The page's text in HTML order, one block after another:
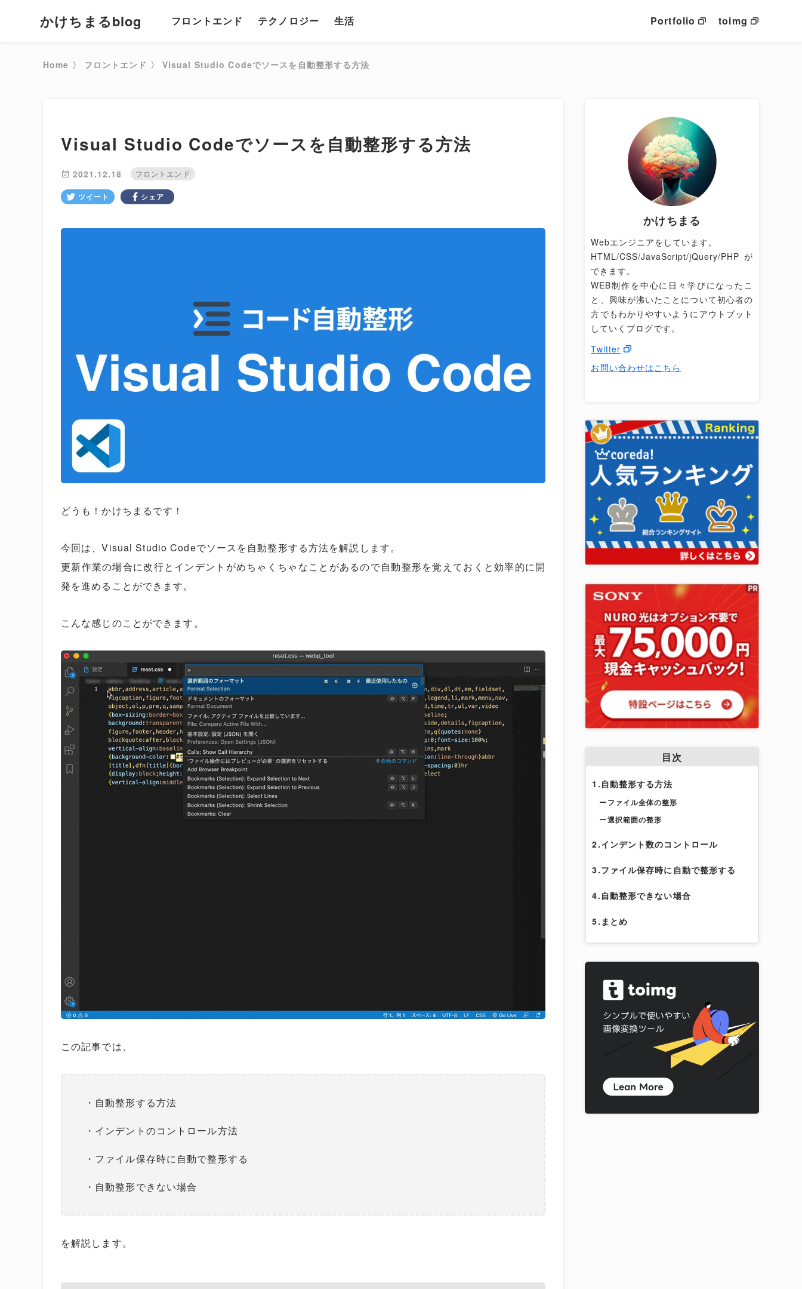
かけちまるblog フロントエンド テクノロジー 生活 Portfolio toimg
Home 〉 フロントエンド 〉 Visual Studio Codeでソースを自動整形する方法
Visual Studio Codeでソースを自動整形する方法
2021.12.18 フロントエンド
ツイート シェア
どうも！かけちまるです！
今回は、Visual Studio Codeでソースを自動整形する方法を解説します。
更新作業の場合に改行とインデントがめちゃくちゃなことがあるので自動整形を覚えておくと効率的に開
発を進めることができます。
こんな感じのことができます。
この記事では、
・自動整形する方法
・インデントのコントロール方法
・ファイル保存時に自動で整形する
・自動整形できない場合
を解説します。
かけちまる
Webエンジニアをしています。
HTML/CSS/JavaScript/jQuery/PHPが
できます。
WEB制作を中心に日々学びになったこ
と、興味が沸いたことについて初心者の
方でもわかりやすいようにアウトプット
していくブログです。
Twitter
お問い合わせはこちら
目次
1.自動整形する方法
ーファイル全体の整形
ー選択範囲の整形
2.インデント数のコントロール
3.ファイル保存時に自動で整形する
4.自動整形できない場合
5.まとめ